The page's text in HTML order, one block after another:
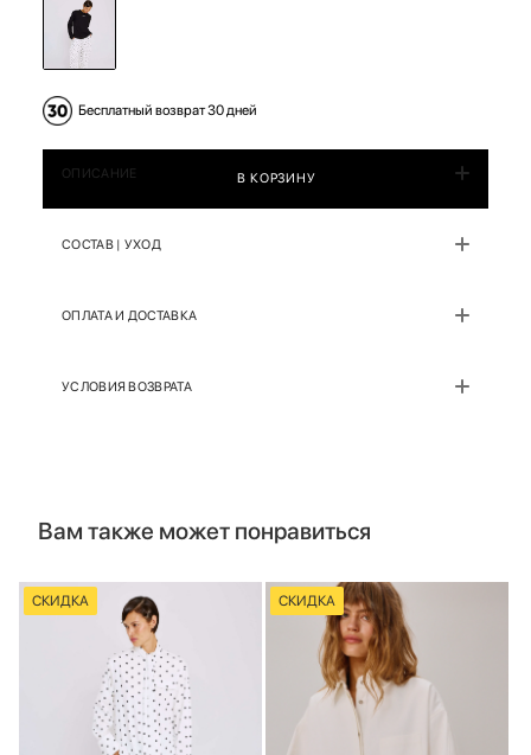
Бесплатный возврат 30 дней
В КОРЗИНУ
ОПИСАНИЕ
СОСТАВ | УХОД
ОПЛАТА И ДОСТАВКА
УСЛОВИЯ ВОЗВРАТА
Вам также может понравиться
СКИДКА СКИДКА